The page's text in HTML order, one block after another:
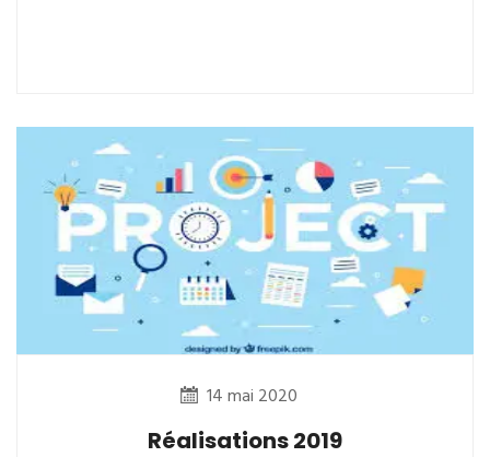
14 mai 2020
Réalisations 2019